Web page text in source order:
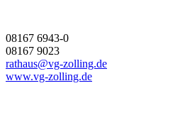
08167 6943-0
08167 9023
rathaus@vg-zolling.de
www.vg-zolling.de